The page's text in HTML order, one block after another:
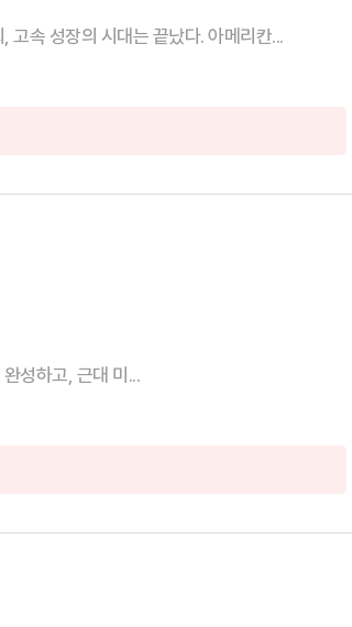
움을 탐구하는 세계적 석학의 지혜로운 시선 현대 사회, 고속 성장의 시대는 끝났다. 아메리칸...
성하고, 근대 미...